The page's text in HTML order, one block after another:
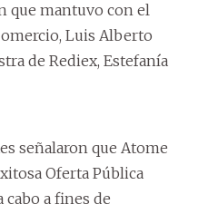
que mantuvo con el
Luis Alberto
de Rediex, Estefanía
señalaron que Atome
Oferta Pública
cabo a fines de